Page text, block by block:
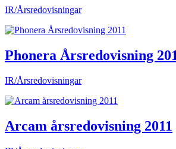
IR/Årsredovisningar
Phonera Årsredovisning
IR/Årsredovisningar
Arcam årsredovisning 2011